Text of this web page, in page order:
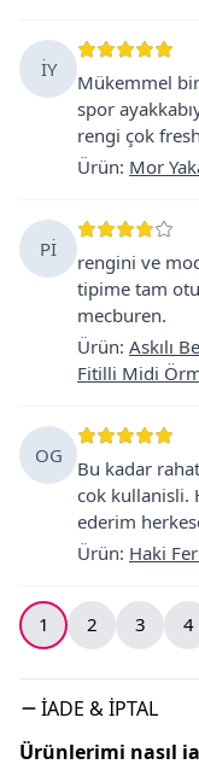
İY
Mükemmel
spor
rengi çok
Ürün: Mor
Pİ
rengini ve
tipime tam
mecburen.
Ürün: Askılı
Fitilli Midi
OG
Bu kadar
cok kullanisli.
ederim
Ürün: Haki
1 2 3 4
İADE & İPTAL
Ürünlerimi nasıl